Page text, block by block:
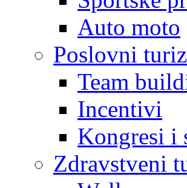
Auto moto
Poslovni
Team
Incentivi
Kongresi i
Zdravstveni